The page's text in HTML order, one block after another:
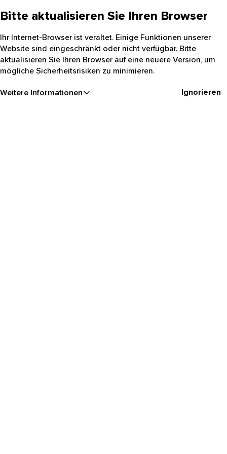
Bitte aktualisieren Sie Ihren Browser
Ihr Internet-Browser ist veraltet. Einige Funktionen unserer
Website sind eingeschränkt oder nicht verfügbar. Bitte
aktualisieren Sie Ihren Browser auf eine neuere Version, um
mögliche Sicherheitsrisiken zu minimieren.
Weitere Informationen Ignorieren